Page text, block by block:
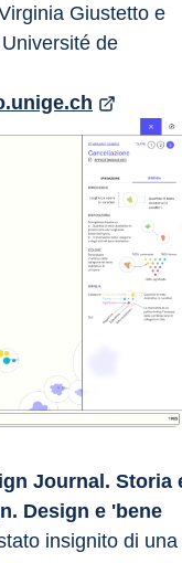
Giustetto e
de
Journal. Storia
Design e 'bene
insignito di una